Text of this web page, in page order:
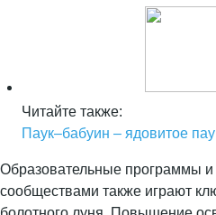
Читайте также:
Паук–бабуин – ядовитое
Образовательные программы
сообществами также играют